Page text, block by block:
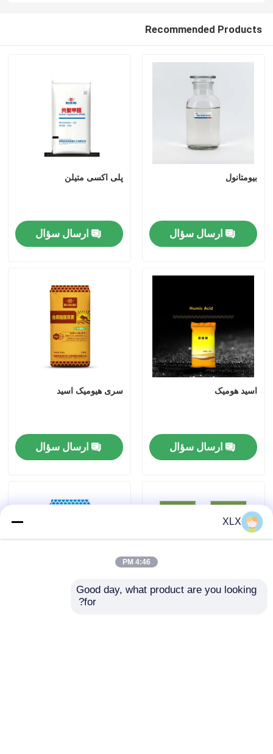
الکل فورفوریل
DMF
اسید هومیک
Recommended Products
بیومتانول
ارسال سؤال
پلی اکسی متیلن
ارسال سؤال
اسید هومیک
ارسال سؤال
سری هیومیک اسید
ارسال سؤال
کود ترکیبی ویژه برای گندم
XLX
4:46 PM
Good day, what product are you looking
for?